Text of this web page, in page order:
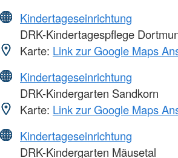
Kindertageseinrichtung
DRK-Kindertagespflege
Karte: Link zur Google Maps
Kindertageseinrichtung
DRK-Kindergarten Sandkorn
Karte: Link zur Google Maps
Kindertageseinrichtung
DRK-Kindergarten Mäusetal